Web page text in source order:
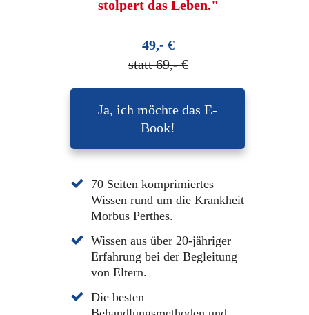
stolpert das Leben."
49,- €
statt 69,- €
Ja, ich möchte das E-
Book!
70 Seiten komprimiertes
Wissen rund um die Krankheit
Morbus Perthes.
Wissen aus über 20-jähriger
Erfahrung bei der Begleitung
von Eltern.
Die besten